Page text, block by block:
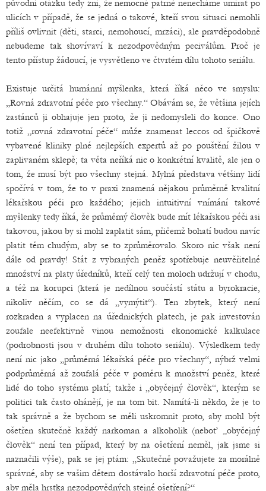
původní otázku tedy zní, že nemocné patrně nenecháme umírat po
ulicích v případě, že se jedná o takové, kteří svou situaci nemohli
příliš ovlivnit (děti, starci, nemohoucí, mrzáci), ale pravděpodobně
nebudeme tak shovívaví k nezodpovědným peciválům. Proč je
tento přístup žádoucí, je vysvětleno ve čtvrtém dílu tohoto seriálu.
Existuje určitá humánní myšlenka, která říká něco ve smyslu:
„Rovná zdravotní péče pro všechny.“ Obávám se, že většina jejích
zastánců ji obhajuje jen proto, že ji nedomysleli do konce. Ono
totiž „rovná zdravotní péče“ může znamenat leccos od špičkově
vybavené kliniky plné nejlepších expertů až po pouštění žilou v
zaplivaném sklepě; ta věta neříká nic o konkrétní kvalitě, ale jen o
tom, že musí být pro všechny stejná. Mylná představa většiny lidí
spočívá v tom, že to v praxi znamená nějakou průměrně kvalitní
lékařskou péči pro každého; jejich intuitivní vnímání takové
myšlenky tedy říká, že průměrný člověk bude mít lékařskou péči asi
takovou, jakou by si mohl zaplatit sám, přičemž bohatí budou navíc
platit těm chudým, aby se to zprůměrovalo. Skoro nic však není
dále od pravdy! Stát z vybraných peněz spotřebuje neuvěřitelné
množství na platy úředníků, kteří celý ten moloch udržují v chodu,
a též na korupci (která je nedílnou součástí státu a byrokracie,
nikoliv něčím, co se dá „vymýtit“). Ten zbytek, který není
rozkraden a vyplacen na úřednických platech, je pak investován
zoufale neefektivně vinou nemožnosti ekonomické kalkulace
(podrobnosti jsou v druhém dílu tohoto seriálu). Výsledkem tedy
není nic jako „průměrná lékařská péče pro všechny“, nýbrž velmi
podprůměrná až zoufalá péče v poměru k množství peněz, které
lidé do toho systému platí; takže i „obyčejný člověk“, kterým se
politici tak často ohánějí, je na tom bit. Namítá-li někdo, že je to
tak správně a že bychom se měli uskromnit proto, aby mohl být
ošetřen skutečně každý narkoman a alkoholik (neboť „obyčejný
člověk“ není ten případ, který by na ošetření neměl, jak jsme si
naznačili výše), pak se jej ptám: „Skutečně považujete za morálně
správné, aby se vašim dětem dostávalo horší zdravotní péče proto,
aby měla hrstka nezodpovědných stejné ošetření?“